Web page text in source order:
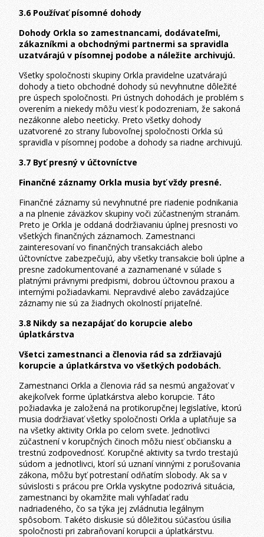
3.6 Používať písomné dohody
Dohody Orkla so zamestnancami, dodávateľmi,
zákazníkmi a obchodnými partnermi sa spravidla
uzatvárajú v písomnej podobe a náležite archivujú.
Všetky spoločnosti skupiny Orkla pravidelne uzatvárajú
dohody a tieto obchodné dohody sú nevyhnutne dôležité
pre úspech spoločnosti. Pri ústnych dohodách je problém s
overením a niekedy môžu viesť k podozreniam, že sakoná
nezákonne alebo neeticky. Preto všetky dohody
uzatvorené zo strany ľubovoľnej spoločnosti Orkla sú
spravidla v písomnej podobe a dohody sa riadne archivujú.
3.7 Byť presný v účtovníctve
Finančné záznamy Orkla musia byť vždy presné.
Finančné záznamy sú nevyhnutné pre riadenie podnikania
a na plnenie záväzkov skupiny voči zúčastneným stranám.
Preto je Orkla je oddaná dodržiavaniu úplnej presnosti vo
všetkých finančných záznamoch. Zamestnanci
zainteresovaní vo finančných transakciách alebo
účtovníctve zabezpečujú, aby všetky transakcie boli úplne a
presne zadokumentované a zaznamenané v súlade s
platnými právnymi predpismi, dobrou účtovnou praxou a
internými požiadavkami. Nepravdivé alebo zavádzajúce
záznamy nie sú za žiadnych okolností prijateľné.
3.8 Nikdy sa nezapájať do korupcie alebo
úplatkárstva
Všetci zamestnanci a členovia rád sa zdržiavajú
korupcie a úplatkárstva vo všetkých podobách.
Zamestnanci Orkla a členovia rád sa nesmú angažovať v
akejkoľvek forme úplatkárstva alebo korupcie. Táto
požiadavka je založená na protikorupčnej legislatíve, ktorú
musia dodržiavať všetky spoločnosti Orkla a uplatňuje sa
na všetky aktivity Orkla po celom svete. Jednotlivci
zúčastnení v korupčných činoch môžu niesť občiansku a
trestnú zodpovednosť. Korupčné aktivity sa tvrdo trestajú
súdom a jednotlivci, ktorí sú uznaní vinnými z porušovania
zákona, môžu byť potrestaní odňatím slobody. Ak sa v
súvislosti s prácou pre Orkla vyskytne podozrivá situácia,
zamestnanci by okamžite mali vyhľadať radu
nadriadeného, čo sa týka jej zvládnutia legálnym
spôsobom. Takéto diskusie sú dôležitou súčasťou úsilia
spoločnosti pri zabraňovaní korupcii a úplatkárstvu.